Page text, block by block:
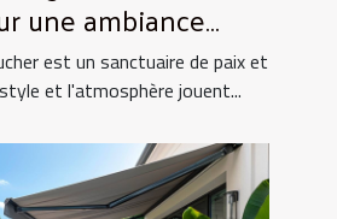
une ambiance
en chambre
est un sanctuaire de paix et
et l'atmosphère jouent...